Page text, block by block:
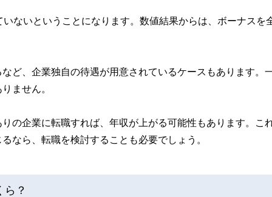
ないということになります。数値結果からは、ボーナスを
ど、企業独自の待遇が用意されているケースもあります。
ません。
の企業に転職すれば、年収が上がる可能性もあります。こ
なら、転職を検討することも必要でしょう。
？